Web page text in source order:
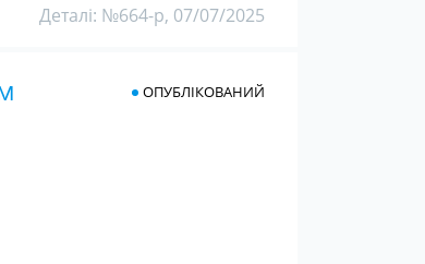
Деталі: №664-р, 07/07/2025
ОПУБЛІКОВАНИЙ